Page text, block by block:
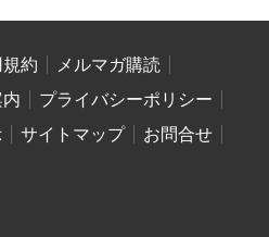
約
メルマガ購読
プライバシーポリシー
サイトマップ
お問合せ